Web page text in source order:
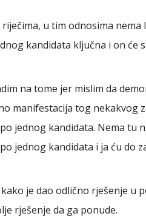
u tim odnosima
kandidata ključna i on će
na tome jer mislim da
manifestacija tog nekakvog
jednog kandidata. Nema tu
jednog kandidata i ja ću do
je dao odlično rješenje u
rješenje da ga ponude.